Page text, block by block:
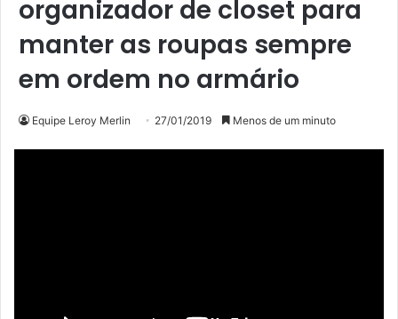
organizador de closet para
manter as roupas sempre
em ordem no armário
Equipe Leroy Merlin 27/01/2019 Menos de um minuto